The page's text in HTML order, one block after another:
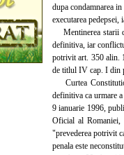
dupa condamnarea
executarea pedepsei,
Mentinerea starii
definitiva, iar
potrivit art. 350 alin.
de titlul IV cap. I din
Curtea
definitiva ca urmare
9 ianuarie 1996,
Oficial al Romaniei,
"prevederea potrivit
penala este